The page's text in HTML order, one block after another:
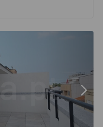
1574734 - 7